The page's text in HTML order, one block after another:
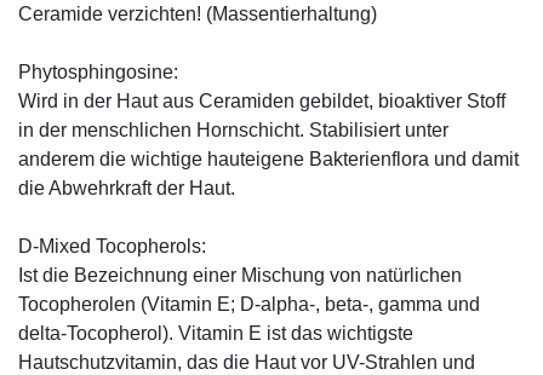
Ceramide verzichten! (Massentierhaltung)
Phytosphingosine:
Wird in der Haut aus Ceramiden gebildet, bioaktiver Stoff
in der menschlichen Hornschicht. Stabilisiert unter
anderem die wichtige hauteigene Bakterienflora und damit
die Abwehrkraft der Haut.
D-Mixed Tocopherols:
Ist die Bezeichnung einer Mischung von natürlichen
Tocopherolen (Vitamin E; D-alpha-, beta-, gamma und
delta-Tocopherol). Vitamin E ist das wichtigste
Hautschutzvitamin, das die Haut vor UV-Strahlen und